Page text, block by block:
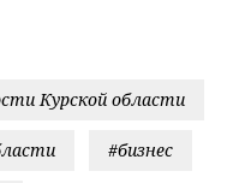
Курской области
#бизнес